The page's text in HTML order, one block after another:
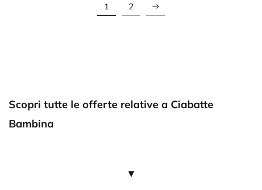
1 2
Scopri tutte le offerte relative a Ciabatte
Bambina
▼